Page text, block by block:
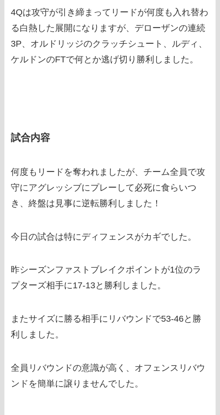
4Qは攻守が引き締まってリードが何度も入れ替わ
る白熱した展開になりますが、デローザンの連続
3P、オルドリッジのクラッチシュート、ルディ、
ケルドンのFTで何とか逃げ切り勝利しました。
試合内容
何度もリードを奪われましたが、チーム全員で攻
守にアグレッシブにプレーして必死に食らいつ
き、終盤は見事に逆転勝利しました！
今日の試合は特にディフェンスがカギでした。
昨シーズンファストブレイクポイントが1位のラ
プターズ相手に17-13と勝利しました。
またサイズに勝る相手にリバウンドで53-46と勝
利しました。
全員リバウンドの意識が高く、オフェンスリバウ
ンドを簡単に譲りませんでした。